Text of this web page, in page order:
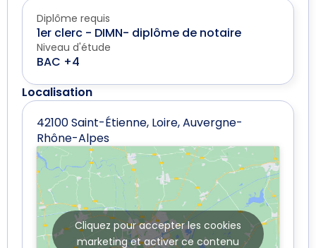
Diplôme requis
1er clerc - DIMN- diplôme de notaire
Niveau d'étude
BAC +4
Localisation
42100 Saint-Étienne, Loire, Auvergne-
Rhône-Alpes
Cliquez pour accepter les cookies
marketing et activer ce contenu